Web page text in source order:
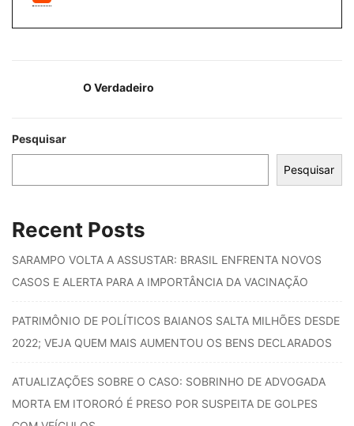
O Verdadeiro
Pesquisar
Pesquisar
Recent Posts
SARAMPO VOLTA A ASSUSTAR: BRASIL ENFRENTA NOVOS
CASOS E ALERTA PARA A IMPORTÂNCIA DA VACINAÇÃO
PATRIMÔNIO DE POLÍTICOS BAIANOS SALTA MILHÕES DESDE
2022; VEJA QUEM MAIS AUMENTOU OS BENS DECLARADOS
ATUALIZAÇÕES SOBRE O CASO: SOBRINHO DE ADVOGADA
MORTA EM ITORORÓ É PRESO POR SUSPEITA DE GOLPES